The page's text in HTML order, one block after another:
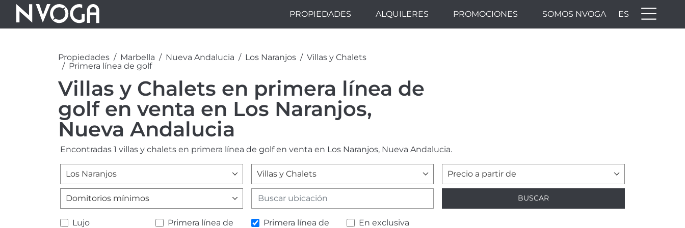
PROPIEDADES ALQUILERES PROMOCIONES SOMOS NVOGA ES
Propiedades Marbella Nueva Andalucia Los Naranjos
Villas y Chalets
Primera línea de golf
Villas y Chalets en primera línea de
golf en venta en Los Naranjos,
Nueva Andalucia
Encontradas 1 villas y chalets en primera línea de golf en venta en Los Naranjos, Nueva Andalucia.
Los Naranjos Villas y Chalets Precio a partir de
Domitorios mínimos BUSCAR
Lujo Primera línea de Primera línea de En exclusiva